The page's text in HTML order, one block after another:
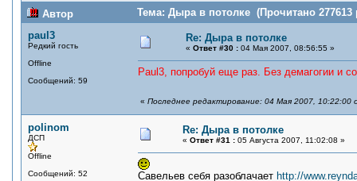
Автор
Тема: Дыра в потолке (Прочитано 277613
paul3
Редкий гость
Offline
Сообщений: 59
Re: Дыра в потолке
« Ответ #30 : 04 Мая 2007, 08:56:55 »
Paul3, попробуй еще раз. Без демагогии и
« Последнее редактирование: 04 Мая 2007, 10:22:00
polinom
ДСП
Offline
Сообщений: 52
Re: Дыра в потолке
« Ответ #31 : 05 Августа 2007, 11:02:08 »
Савельев себя разоблачает http://